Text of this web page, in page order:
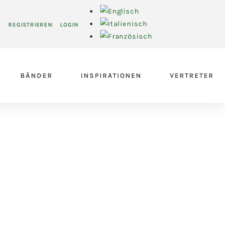
REGISTRIEREN LOGIN
BÄNDER INSPIRATIONEN VERTRETER